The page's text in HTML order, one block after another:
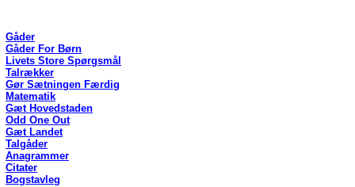
Gåder
Gåder For Børn
Livets Store Spørgsmål
Talrækker
Gør Sætningen Færdig
Matematik
Gæt Hovedstaden
Odd One Out
Gæt Landet
Talgåder
Anagrammer
Citater
Bogstavleg